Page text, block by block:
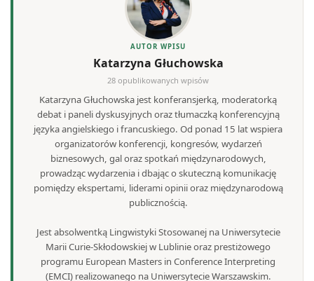
AUTOR WPISU
Katarzyna Głuchowska
28 opublikowanych wpisów
Katarzyna Głuchowska jest konferansjerką, moderatorką
debat i paneli dyskusyjnych oraz tłumaczką konferencyjną
języka angielskiego i francuskiego. Od ponad 15 lat wspiera
organizatorów konferencji, kongresów, wydarzeń
biznesowych, gal oraz spotkań międzynarodowych,
prowadząc wydarzenia i dbając o skuteczną komunikację
pomiędzy ekspertami, liderami opinii oraz międzynarodową
publicznością.
Jest absolwentką Lingwistyki Stosowanej na Uniwersytecie
Marii Curie-Skłodowskiej w Lublinie oraz prestiżowego
programu European Masters in Conference Interpreting
(EMCI) realizowanego na Uniwersytecie Warszawskim.